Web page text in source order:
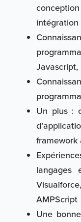
intégration
Javascript,
Un plus :
framework
langages
AMPScript
Une